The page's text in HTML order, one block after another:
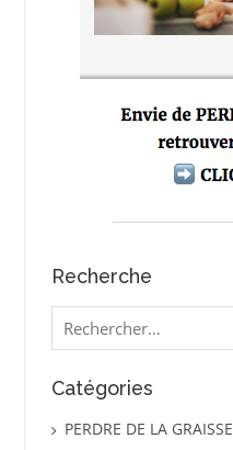
Recherche
Rechercher :
Catégories
PERDRE DE LA GRAISSE